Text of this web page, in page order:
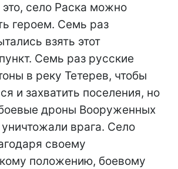
село Раска можно
героем. Семь раз
взять этот
Семь раз русские
в реку Тетерев, чтобы
и захватить поселения, но
дроны Вооруженных
врага. Село
своему
положению, боевому